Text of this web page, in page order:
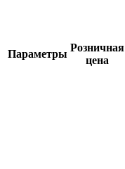
Параметры
Розничная
цена